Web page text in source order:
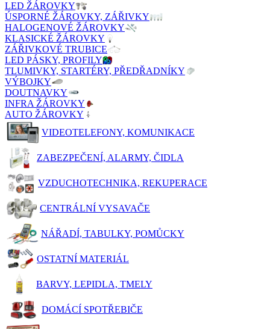
LED ŽÁROVKY
ÚSPORNÉ ŽÁROVKY, ZÁŘIVKY
HALOGENOVÉ ŽÁROVKY
KLASICKÉ ŽÁROVKY
ZÁŘIVKOVÉ TRUBICE
LED PÁSKY, PROFILY
TLUMIVKY, STARTÉRY, PŘEDŘADNÍKY
VÝBOJKY
DOUTNAVKY
INFRA ŽÁROVKY
AUTO ŽÁROVKY
VIDEOTELEFONY, KOMUNIKACE
ZABEZPEČENÍ, ALARMY, ČIDLA
VZDUCHOTECHNIKA, REKUPERACE
CENTRÁLNÍ VYSAVAČE
NÁŘADÍ, TABULKY, POMŮCKY
OSTATNÍ MATERIÁL
BARVY, LEPIDLA, TMELY
DOMÁCÍ SPOTŘEBIČE